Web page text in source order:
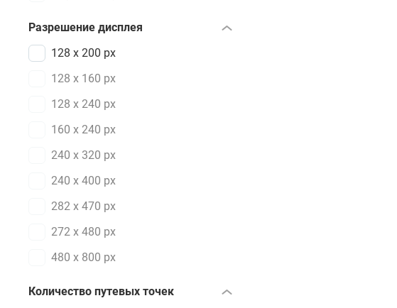
Разрешение дисплея
128 x 200 px
128 х 160 px
128 х 240 px
160 x 240 px
240 x 320 px
240 x 400 px
282 x 470 px
272 x 480 px
480 x 800 px
Количество путевых точек